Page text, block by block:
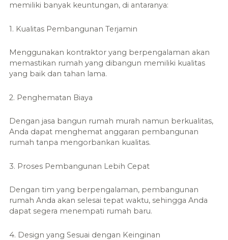
memiliki banyak keuntungan, di antaranya:
1. Kualitas Pembangunan Terjamin
Menggunakan kontraktor yang berpengalaman akan
memastikan rumah yang dibangun memiliki kualitas
yang baik dan tahan lama.
2. Penghematan Biaya
Dengan jasa bangun rumah murah namun berkualitas,
Anda dapat menghemat anggaran pembangunan
rumah tanpa mengorbankan kualitas.
3. Proses Pembangunan Lebih Cepat
Dengan tim yang berpengalaman, pembangunan
rumah Anda akan selesai tepat waktu, sehingga Anda
dapat segera menempati rumah baru.
4. Design yang Sesuai dengan Keinginan